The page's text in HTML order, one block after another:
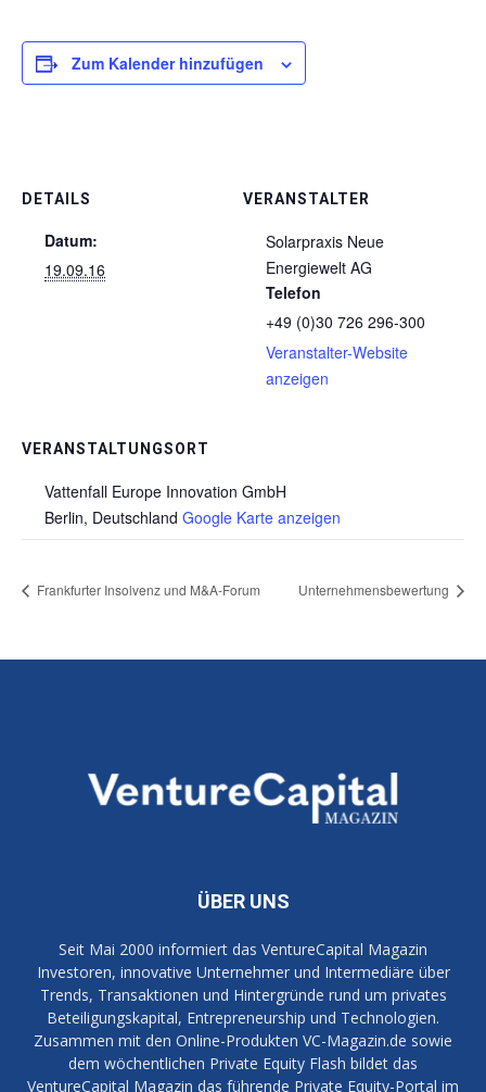
Zum Kalender hinzufügen
DETAILS
Datum:
19.09.16
VERANSTALTUNGSORT
Vattenfall Europe Innovation GmbH
Berlin, Deutschland Google Karte anzeigen
VERANSTALTER
Solarpraxis Neue
Energiewelt AG
Telefon
+49 (0)30 726 296-300
Veranstalter-Website
anzeigen
Frankfurter Insolvenz und M&A-Forum Unternehmensbewertung
ÜBER UNS
Seit Mai 2000 informiert das VentureCapital Magazin
Investoren, innovative Unternehmer und Intermediäre über
Trends, Transaktionen und Hintergründe rund um privates
Beteiligungskapital, Entrepreneurship und Technologien.
Zusammen mit den Online-Produkten VC-Magazin.de sowie
dem wöchentlichen Private Equity Flash bildet das
VentureCapital Magazin das führende Private Equity-Portal im